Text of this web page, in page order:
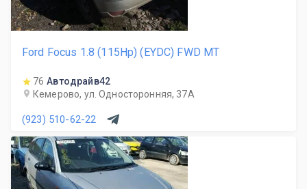
Ford Focus 1.8 (115Hp) (EYDC) FWD MT
76 Автодрайв42
Кемерово, ул. Односторонняя, 37А
(923) 510-62-22